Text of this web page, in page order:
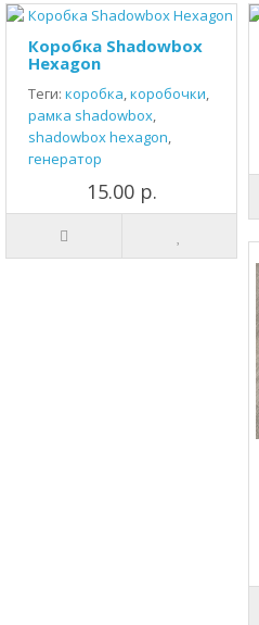
Коробка Shadowbox
Hexagon
Теги: коробка,коробочки,
рамка shadowbox,
shadowbox hexagon,
генератор
15.00 р.